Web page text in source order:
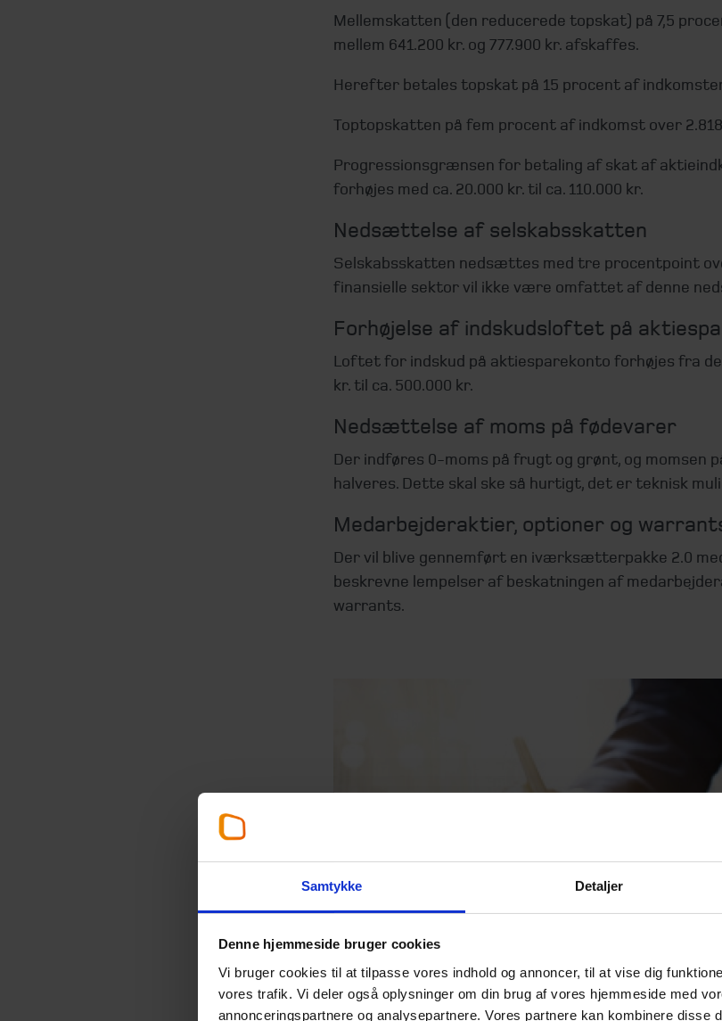
Samtykke Detaljer
Denne hjemmeside bruger cookies
Vi bruger cookies til at tilpasse vores indhold og annoncer, til at vise dig
vores trafik. Vi deler også oplysninger om din brug af vores hjemmeside med
annonceringspartnere og analysepartnere. Vores partnere kan kombinere disse
Mellemskatten (den reducerede topskat) på 7,5
mellem 641.200 kr. og 777.900 kr. afskaffes.
Herefter betales topskat på 15 procent af indkomster
Toptopskatten på fem procent af indkomst over
Progressionsgrænsen for betaling af skat af
forhøjes med ca. 20.000 kr. til ca. 110.000 kr.
Nedsættelse af selskabsskatten
Selskabsskatten nedsættes med tre procentpoint
finansielle sektor vil ikke være omfattet af denne
Forhøjelse af indskudsloftet på
Loftet for indskud på aktiesparekonto forhøjes fra
kr. til ca. 500.000 kr.
Nedsættelse af moms på fødevarer
Der indføres 0-moms på frugt og grønt, og momsen
halveres. Dette skal ske så hurtigt, det er teknisk
Medarbejderaktier, optioner og
Der vil blive gennemført en iværksætterpakke 2.0
beskrevne lempelser af beskatningen af
warrants.